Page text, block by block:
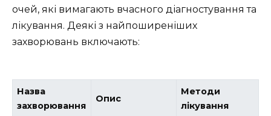
очей, які вимагають вчасного діагностування та
лікування. Деякі з найпоширеніших
захворювань включають:
Назва
захворювання
Опис
Методи
лікування